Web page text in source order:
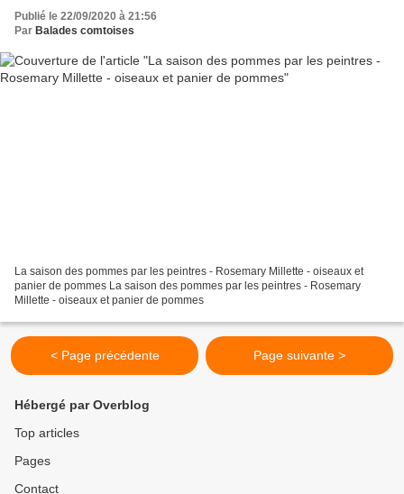
Publié le 22/09/2020 à 21:56
Par Balades comtoises
La saison des pommes par les peintres - Rosemary Millette - oiseaux et
panier de pommes La saison des pommes par les peintres - Rosemary
Millette - oiseaux et panier de pommes
< Page précédente Page suivante >
Hébergé par Overblog
Top articles
Pages
Contact